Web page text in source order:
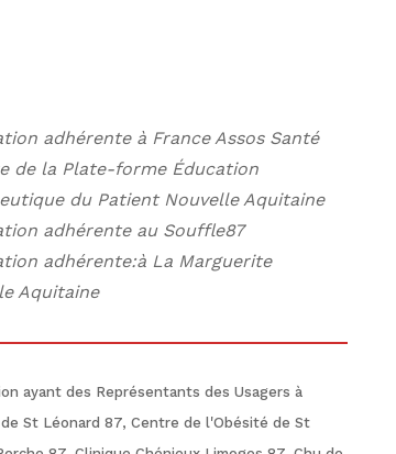
adhérente à France Assos Santé
de la Plate-forme Éducation
du Patient Nouvelle Aquitaine
adhérente au Souffle87
adhérente:à La Marguerite
Aquitaine
ayant des Représentants des Usagers à
St Léonard 87, Centre de l'Obésité de St